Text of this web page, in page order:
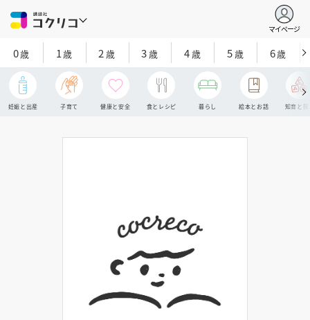
マイページ
0歳 1歳 2 歳 3歳 4歳 5歳 6歳
妊娠と出産 子育て 健康と安全 食とレシピ 暮らし 絵本とお話 知育と探